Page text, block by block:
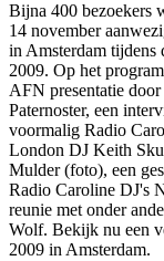
Bijna 400 bezoekers
14 november
in Amsterdam tijdens
2009. Op het
AFN presentatie
Paternoster, een
voormalig Radio
London DJ Keith
Mulder (foto), een
Radio Caroline DJ's
reunie met onder
Wolf. Bekijk nu een
2009 in Amsterdam.